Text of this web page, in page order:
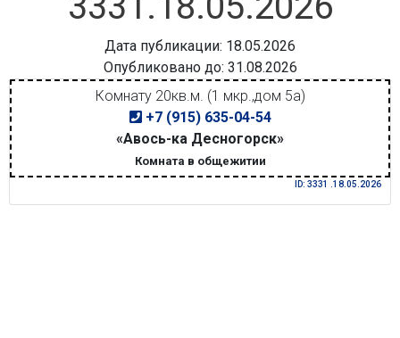
Дата публикации: 18.05.2026
Опубликовано до: 31.08.2026
Комнату 20кв.м. (1 мкр.,дом 5а)
+7 (915) 635-04-54
«Авось-ка Десногорск»
Комната в общежитии
ID: 3331 .18.05.2026